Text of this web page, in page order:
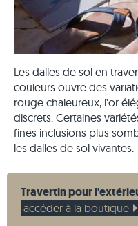
Les dalles de sol en
couleurs ouvre des
rouge chaleureux, l'or
discrets. Certaines
fines inclusions plus
les dalles de sol vivantes.
Travertin pour
accéder à la boutique